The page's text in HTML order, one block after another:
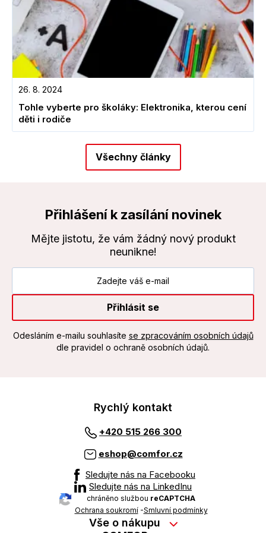
26. 8. 2024
Tohle vyberte pro školáky: Elektronika, kterou cení
děti i rodiče
Všechny články
Přihlášení k zasílání novinek
Mějte jistotu, že vám žádný nový produkt
neunikne!
Přihlásit se
Odesláním e-mailu souhlasíte se zpracováním osobních údajů
dle pravidel o ochraně osobních údajů.
Rychlý kontakt
+420 515 266 300
eshop@comfor.cz
Sledujte nás na Facebooku
Sledujte nás na LinkedInu
chráněno službou reCAPTCHA
Ochrana soukromí-Smluvní podmínky
Vše o nákupu